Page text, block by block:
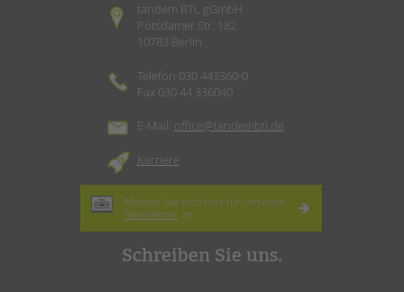
tandem BTL gGmbH
Potsdamer Str. 182
10783 Berlin
Telefon 030 443360-0
Fax 030 44 336040
E-Mail: office@tandembtl.de
Karriere
Melden Sie sich hier für unseren
Newsletter an.
Schreiben Sie uns.